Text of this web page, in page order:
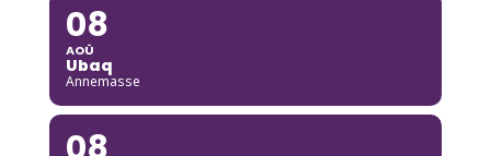
08
AOÛ
Ubaq
Annemasse